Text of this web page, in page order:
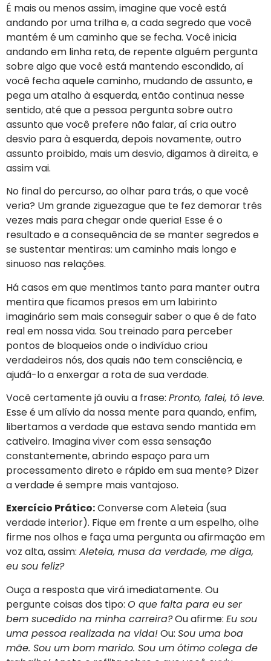
É mais ou menos assim, imagine que você está
andando por uma trilha e, a cada segredo que você
mantém é um caminho que se fecha. Você inicia
andando em linha reta, de repente alguém pergunta
sobre algo que você está mantendo escondido, aí
você fecha aquele caminho, mudando de assunto, e
pega um atalho à esquerda, então continua nesse
sentido, até que a pessoa pergunta sobre outro
assunto que você prefere não falar, aí cria outro
desvio para à esquerda, depois novamente, outro
assunto proibido, mais um desvio, digamos à direita, e
assim vai.
No final do percurso, ao olhar para trás, o que você
veria? Um grande ziguezague que te fez demorar três
vezes mais para chegar onde queria! Esse é o
resultado e a consequência de se manter segredos e
se sustentar mentiras: um caminho mais longo e
sinuoso nas relações.
Há casos em que mentimos tanto para manter outra
mentira que ficamos presos em um labirinto
imaginário sem mais conseguir saber o que é de fato
real em nossa vida. Sou treinado para perceber
pontos de bloqueios onde o indivíduo criou
verdadeiros nós, dos quais não tem consciência, e
ajudá-lo a enxergar a rota de sua verdade.
Você certamente já ouviu a frase: Pronto, falei, tô leve.
Esse é um alívio da nossa mente para quando, enfim,
libertamos a verdade que estava sendo mantida em
cativeiro. Imagina viver com essa sensação
constantemente, abrindo espaço para um
processamento direto e rápido em sua mente? Dizer
a verdade é sempre mais vantajoso.
Exercício Prático:Converse com Aleteia (sua
verdade interior). Fique em frente a um espelho, olhe
firme nos olhos e faça uma pergunta ou afirmação em
voz alta, assim: Aleteia, musa da verdade, me diga,
eu sou feliz?
Ouça a resposta que virá imediatamente. Ou
pergunte coisas dos tipo: O que falta para eu ser
bem sucedido na minha carreira?Ou afirme: Eu sou
uma pessoa realizada na vida!Ou: Sou uma boa
mãe. Sou um bom marido. Sou um ótimo colega de